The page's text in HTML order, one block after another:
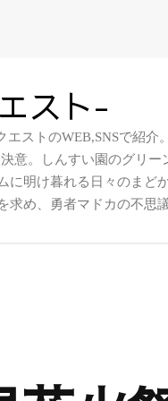
スト-
ストのWEB,SNSで紹介
意。しんすい園のグリー
明け暮れる日々のまど
め、勇者マドカの不思